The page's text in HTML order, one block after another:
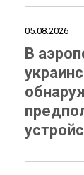
05.08.2026
В